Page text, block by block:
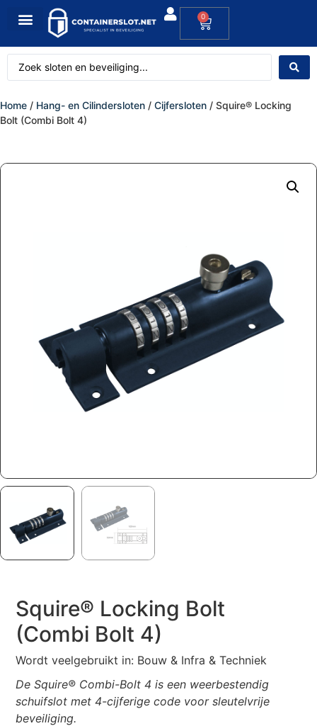
0
Home / Hang- en Cilindersloten / Cijfersloten / Squire® Locking
Bolt (Combi Bolt 4)
Squire® Locking Bolt
(Combi Bolt 4)
Wordt veelgebruikt in: Bouw & Infra & Techniek
De Squire® Combi-Bolt 4 is een weerbestendig
schuifslot met 4-cijferige code voor sleutelvrije
beveiliging.